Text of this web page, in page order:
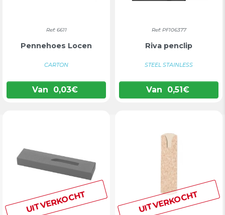
Ref: 6611
Pennehoes Locen
CARTON
Van 0,03€
Ref: PF106377
Riva penclip
STEEL STAINLESS
Van 0,51€
UITVERKOCHT UITVERKOCHT